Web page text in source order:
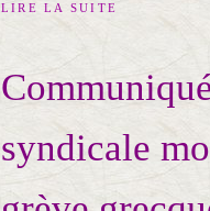
LIRE LA SUITE
syndicale